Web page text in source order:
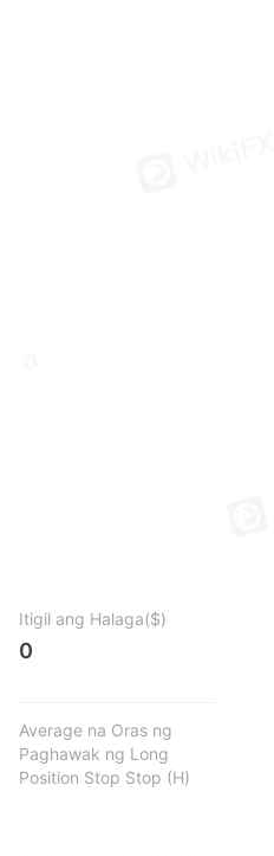
Itigil ang Halaga($)
0
Average na Oras ng
Paghawak ng Long
Position Stop Stop (H)